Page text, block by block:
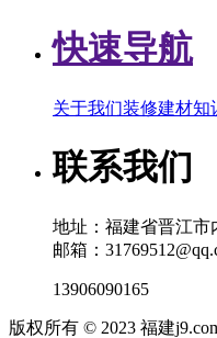
快速导航
关于我们装修建材知
联系我们
地址：福建省晋江市
邮箱：
13906090165
版权所有 © 2023 福建